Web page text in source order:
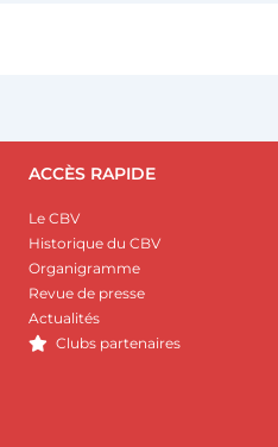
ACCÈS RAPIDE
Le CBV
Historique du CBV
Organigramme
Revue de presse
Actualités
Clubs partenaires